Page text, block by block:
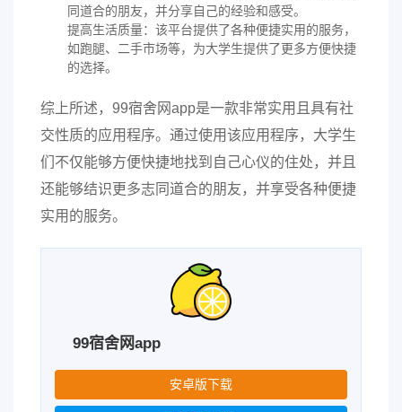
同道合的朋友，并分享自己的经验和感受。
提高生活质量：该平台提供了各种便捷实用的服务，
如跑腿、二手市场等，为大学生提供了更多方便快捷
的选择。
综上所述，99宿舍网app是一款非常实用且具有社
交性质的应用程序。通过使用该应用程序，大学生
们不仅能够方便快捷地找到自己心仪的住处，并且
还能够结识更多志同道合的朋友，并享受各种便捷
实用的服务。
99宿舍网app
安卓版下载